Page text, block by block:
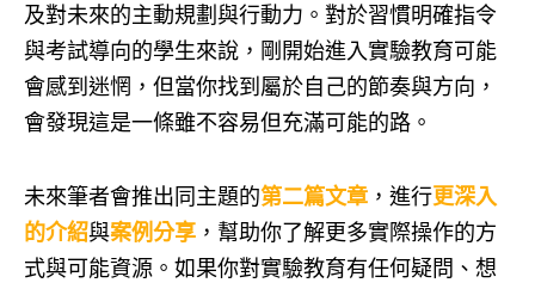
及對未來的主動規劃與行動力。對於習慣明確指令
與考試導向的學生來說，剛開始進入實驗教育可能
會感到迷惘，但當你找到屬於自己的節奏與方向，
會發現這是一條雖不容易但充滿可能的路。
未來筆者會推出同主題的第二篇文章 ，進行更深入
的介紹與案例分享 ，幫助你了解更多實際操作的方
式與可能資源。如果你對實驗教育有任何疑問、想